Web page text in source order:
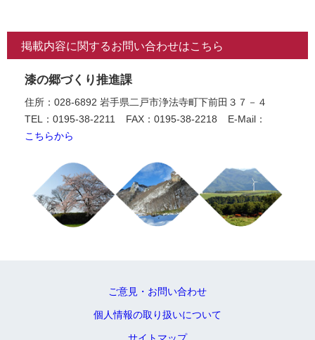
掲載内容に関するお問い合わせはこちら
漆の郷づくり推進課
住所：028-6892 岩手県二戸市浄法寺町下前田３７－４
TEL：0195-38-2211
FAX：0195-38-2218
E-Mail：
こちらから
ご意見・お問い合わせ
個人情報の取り扱いについて
サイトマップ